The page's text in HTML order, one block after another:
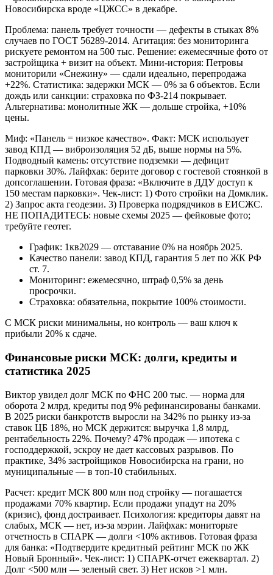
Новосибирска вроде «ЦЖСС» в декабре.
Проблема: панель требует точности — дефекты в стыках 8%
случаев по ГОСТ 56289-2014. Агитация: без мониторинга
рискуете ремонтом на 500 тыс. Решение: ежемесячные фото от
застройщика + визит на объект. Мини-история: Петровы
мониторили «Снежину» — сдали идеально, перепродажа
+22%. Статистика: задержки МСК — 0% за 6 объектов. Если
дождь или санкции: страховка по ФЗ-214 покрывает.
Альтернатива: монолитные ЖК — дольше стройка, +10%
цены.
Миф: «Панель = низкое качество». Факт: МСК использует
завод КПД — виброизоляция 52 дБ, выше нормы на 5%.
Подводный камень: отсутствие подземки — дефицит
парковки 30%. Лайфхак: берите договор с гостевой стоянкой в
допсоглашении. Готовая фраза: «Включите в ДДУ доступ к
150 местам парковки». Чек-лист: 1) Фото стройки на Домклик.
2) Запрос акта геодезии. 3) Проверка подрядчиков в ЕИСЖС.
НЕ ПОПАДИТЕСЬ: новые схемы 2025 — фейковые фото;
требуйте геотег.
График: 1кв2029 — отставание 0% на ноябрь 2025.
Качество панели: завод КПД, гарантия 5 лет по ЖК РФ
ст. 7.
Мониторинг: ежемесячно, штраф 0,5% за день
просрочки.
Страховка: обязательна, покрытие 100% стоимости.
С МСК риски минимальны, но контроль — ваш ключ к
прибыли 20% к сдаче.
Финансовые риски МСК: долги, кредиты и
статистика 2025
Виктор увидел долг МСК по ФНС 200 тыс. — норма для
оборота 2 млрд, кредиты под 9% рефинансированы банками.
В 2025 риски банкротств выросли на 342% по рынку из-за
ставок ЦБ 18%, но МСК держится: выручка 1,8 млрд,
рентабельность 22%. Почему? 47% продаж — ипотека с
господдержкой, эскроу не дает кассовых разрывов. По
практике, 34% застройщиков Новосибирска на грани, но
муниципальные — в топ-10 стабильных.
Расчет: кредит МСК 800 млн под стройку — погашается
продажами 70% квартир. Если продажи упадут на 20%
(кризис), фонд достраивает. Психология: кредиторы давят на
слабых, МСК — нет, из-за мэрии. Лайфхак: мониторьте
отчетность в СПАРК — долги <10% активов. Готовая фраза
для банка: «Подтвердите кредитный рейтинг МСК по ЖК
Новый Бронный». Чек-лист: 1) СПАРК-отчет ежеквартал. 2)
Долг <500 млн — зеленый свет. 3) Нет исков >1 млн.